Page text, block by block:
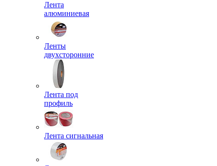
Лента
алюминиевая
Ленты
двухсторонние
Лента под
профиль
Лента сигнальная